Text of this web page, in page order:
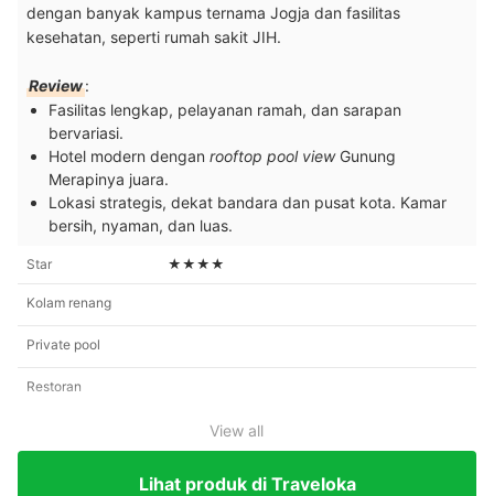
dengan banyak kampus ternama Jogja dan fasilitas
kesehatan, seperti rumah sakit JIH.
Review:
Fasilitas lengkap, pelayanan ramah, dan sarapan
bervariasi.
Hotel modern dengan rooftop pool viewGunung
Merapinya juara.
Lokasi strategis, dekat bandara dan pusat kota. Kamar
bersih, nyaman, dan luas.
Star ★★★★
Kolam renang
Private pool
Restoran
View all
Lihat produk di Traveloka